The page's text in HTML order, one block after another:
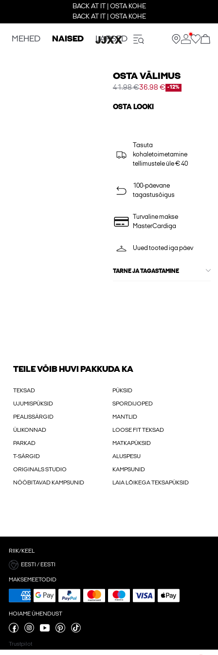
BACK AT IT | OSTA KOHE
BACK AT IT | OSTA KOHE
MEHED NAISED LAPSED
OSTA VÄLIMUS
41.98 €36.98 € -12%
OSTA LOOKI
Tasuta
kohaletoimetamine
tellimustele üle € 40
100-päevane
tagastusõigus
Turvaline makse
MasterCardiga
Uued tooted iga päev
TARNE JA TAGASTAMINE
TEILE VÕIB HUVI PAKKUDA KA
TEKSAD PÜKSID
UJUMISPÜKSID SPORDIJOPED
PEALISSÄRGID MANTLID
ÜLIKONNAD LOOSE FIT TEKSAD
PARKAD MATKAPÜKSID
T-SÄRGID ALUSPESU
ORIGINALS STUDIO KAMPSUNID
NÖÖBITAVAD KAMPSUNID LAIA LÕIKEGA TEKSAPÜKSID
RIIK/KEEL
EESTI / EESTI
MAKSEMEETODID
HOIAME ÜHENDUST
Trustpilot